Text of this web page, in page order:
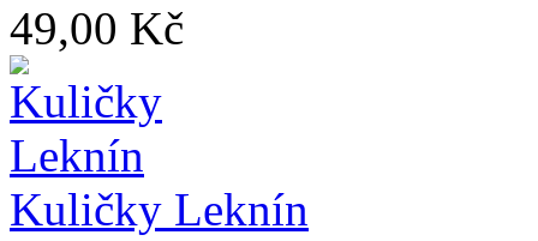
49,00 Kč
Kuličky Leknín